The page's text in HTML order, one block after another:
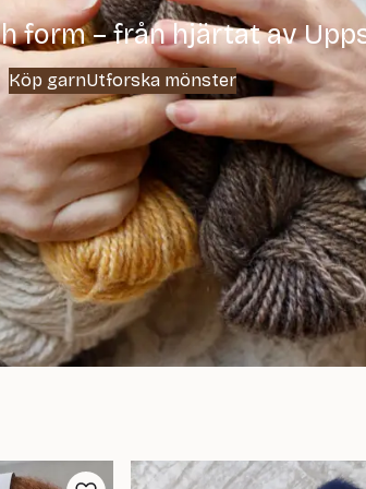
form – från hjärtat av
Köp garnUtforska mönster